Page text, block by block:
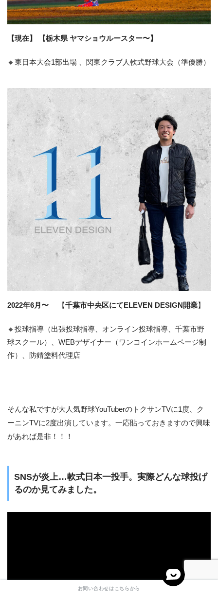
【現在】 【栃木県 ヤマショウルースター〜】
🔸東日本大会1部出場 、関東クラブ人軟式野球大会（準優勝）
2022年6月〜 【千葉市中央区にてELEVEN DESIGN開業】
🔸投球指導（出張投球指導、オンライン投球指導、千葉市野
球スクール）、WEBデザイナー（ワンコインホームページ制
作）、防錆塗料代理店
そんな私ですが大人気野球YouTuberのトクサンTVに1度、ク
ーニンTVに2度出演しています。一応貼っておきますので興味
があれば是非！！！
SNSが炎上…軟式日本一投手。実際どんな球投げ
るのか見てみました。
お問い合わせはこちらから